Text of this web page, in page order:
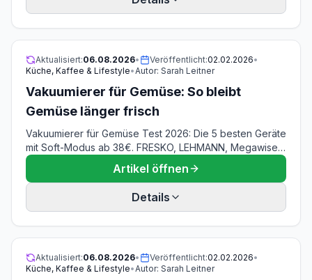
Verbraucherzentrale für die Werte ohne Vakuum, die
Beutel gehört, anaerobe Keime, Gefrierbrand, Auftauen
und Kennzeichnung.
Aktualisiert:06.08.2026• Veröffentlicht:02.02.2026•
Küche, Kaffee & Lifestyle•Autor: Sarah Leitner
Vakuumierer für Gemüse: So bleibt
Gemüse länger frisch
Vakuumierer für Gemüse Test 2026: Die 5 besten Geräte
mit Soft-Modus ab 38€. FRESKO, LEHMANN, Megawise –
perfekt für zartes Gemüse ohne Matsch-Risiko.
Artikel öffnen
Details
Aktualisiert:06.08.2026• Veröffentlicht:02.02.2026•
Küche, Kaffee & Lifestyle•Autor: Sarah Leitner